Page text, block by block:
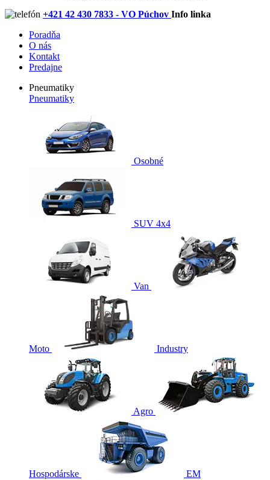
+421 42 430 7833 - VO Púchov Info linka
Poradňa
O nás
Kontakt
Predajne
Pneumatiky
Pneumatiky
Osobné
SUV 4x4
Van
Moto Industry
Agro
Hospodárske EM